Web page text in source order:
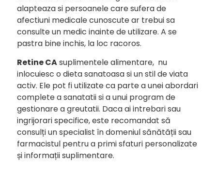
alapteaza si persoanele care sufera de
afectiuni medicale cunoscute ar trebui sa
consulte un medic inainte de utilizare. A se
pastra bine inchis, la loc racoros.
Retine CAsuplimentele alimentare, nu
inlocuiesc o dieta sanatoasa si un stil de viata
activ. Ele pot fi utilizate ca parte a unei abordari
complete a sanatatii si a unui program de
gestionare a greutatii. Daca ai intrebari sau
ingrijorari specifice, este recomandat să
consulți un specialist în domeniul sănătății sau
farmacistul pentru a primi sfaturi personalizate
și informații suplimentare.